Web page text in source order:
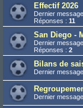
Effectif 2026
Dernier
Réponses : 11
San Diego -
Dernier
Réponses : 2
Bilans de
Dernier
Dernier